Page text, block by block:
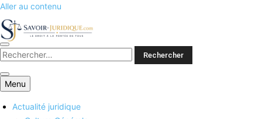
Aller au contenu
Savoirs juridiques
Menu
Actualité juridique